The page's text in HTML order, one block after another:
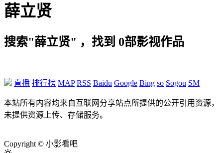
薛立贤
搜索"薛立贤" ，找到 0部影视作品
直播 排行榜 MAP RSS Baidu Google Bing so Sogou SM
本站所有内容均来自互联网分享站点所提供的公开引用资源，
未提供资源上传、存储服务。
Copyright © 小影看吧